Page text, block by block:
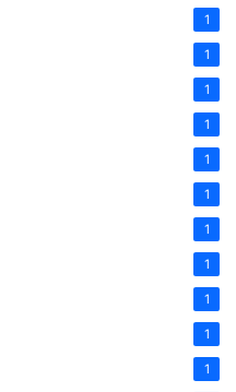
1
1
1
1
1
1
1
1
1
1
1